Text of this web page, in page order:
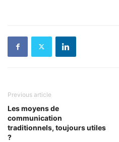
Previous article
Les moyens de
communication
traditionnels, toujours utiles
?